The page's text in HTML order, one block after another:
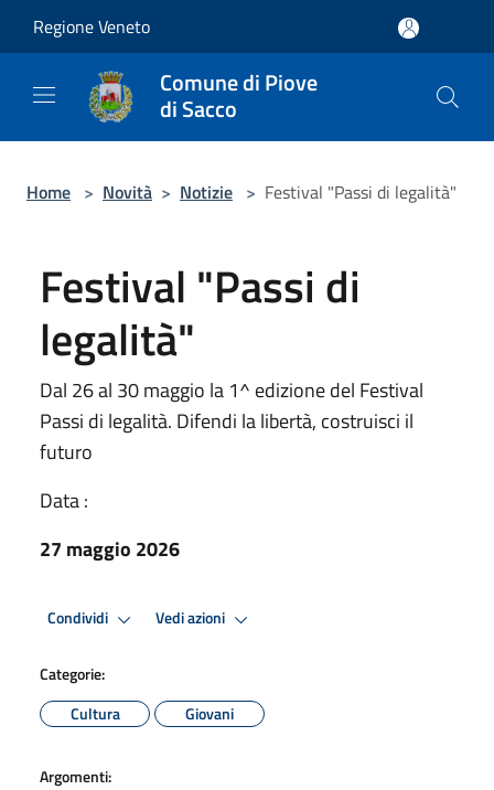
Regione Veneto
Comune di Piove
di Sacco
Home > Novità > Notizie > Festival "Passi di legalità"
Festival "Passi di
legalità"
Dal 26 al 30 maggio la 1^ edizione del Festival
Passi di legalità. Difendi la libertà, costruisci il
futuro
Data :
27 maggio 2026
Condividi Vedi azioni
Categorie:
Cultura
Giovani
Argomenti: